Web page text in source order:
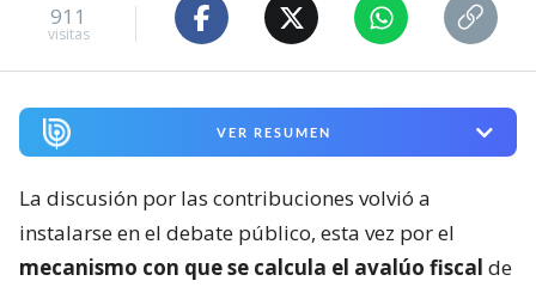
911
visitas
VER RESUMEN
La discusión por las contribuciones volvió a
instalarse en el debate público, esta vez por el
mecanismo con que se calcula el avalúo fiscal de